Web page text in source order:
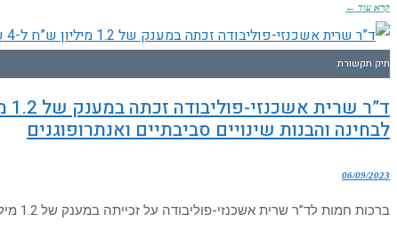
קרא עוד ←
תיק תקשורת
לבחינה והבנות שינויים סביבתיים ואנתרופוגנים
06/09/2023
ברכות חמות לד”ר שרית אשכנזי-פוליבודה על זכייתה במענק של 1.2 מיליון ש”ח ל-4 שנים. המחקר: פורמיניפרים בנתונים החיים באסוסיאציה עם עשבי ים כמערכת אקולוגית לבחינה